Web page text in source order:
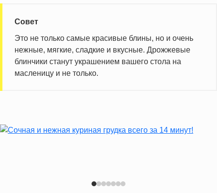
Добавленный сахар
Совет
Это не только самые красивые блины, но и очень
нежные, мягкие, сладкие и вкусные. Дрожжевые
блинчики станут украшением вашего стола на
масленицу и не только.